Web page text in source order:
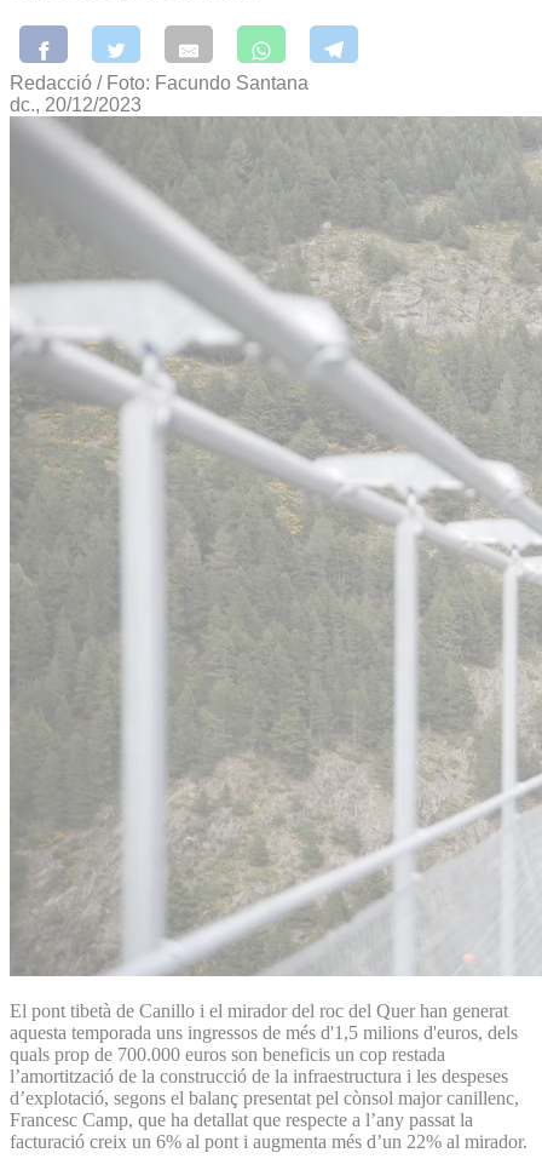
Redacció / Foto: Facundo Santana
dc., 20/12/2023
El pont tibetà de Canillo i el mirador del roc del Quer han generat
aquesta temporada uns ingressos de més d'1,5 milions d'euros, dels
quals prop de 700.000 euros son beneficis un cop restada
l’amortització de la construcció de la infraestructura i les despeses
d’explotació, segons el balanç presentat pel cònsol major canillenc,
Francesc Camp, que ha detallat que respecte a l’any passat la
facturació creix un 6% al pont i augmenta més d’un 22% al mirador.